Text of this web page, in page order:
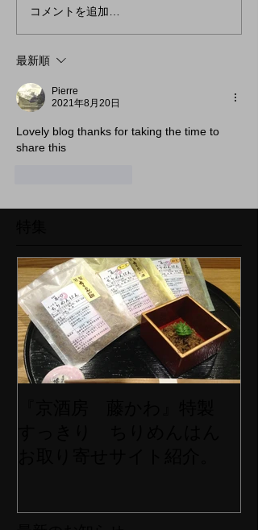
コメントを追加…
最新順
Pierre
2021年8月20日
Lovely blog thanks for taking the time to
share this